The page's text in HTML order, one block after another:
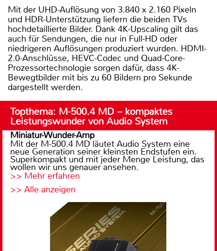
Mit der UHD-Auflösung von 3.840 x 2.160 Pixeln
und HDR-Unterstützung liefern die beiden TVs
hochdetaillierte Bilder. Dank 4K-Upscaling gilt das
auch für Sendungen, die nur in Full-HD oder
niedrigeren Auflösungen produziert wurden. HDMI-
2.0-Anschlüsse, HEVC-Codec und Quad-Core-
Prozessortechnologie sorgen dafür, dass 4K-
Bewegtbilder mit bis zu 60 Bildern pro Sekunde
dargestellt werden.
Topthema: M-500.4 MD – kompaktes
Leistungswunder von Audio System
Miniatur-Wunder-Amp
Mit der M-500.4 MD läutet Audio System eine
neue Generation seiner kleinsten Endstufen ein.
Superkompakt und mit jeder Menge Leistung, das
wollen wir uns genauer ansehen.
>> Mehr erfahren
>> Alle anzeigen